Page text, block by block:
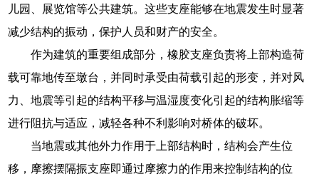
儿园、展览馆等公共建筑。这些支座能够在地震发生时显著
减少结构的振动，保护人员和财产的安全。
作为建筑的重要组成部分，橡胶支座负责将上部构造荷
载可靠地传至墩台，并同时承受由荷载引起的形变，并对风
力、地震等引起的结构平移与温湿度变化引起的结构胀缩等
进行阻抗与适应，减轻各种不利影响对桥体的破坏。
当地震或其他外力作用于上部结构时，结构会产生位
移，摩擦摆隔振支座即通过摩擦力的作用来控制结构的位